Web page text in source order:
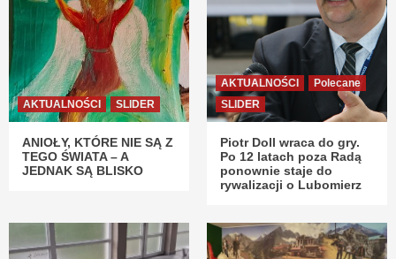
AKTUALNOŚCI SLIDER
ANIOŁY, KTÓRE NIE SĄ Z
TEGO ŚWIATA – A
JEDNAK SĄ BLISKO
AKTUALNOŚCI
Polecane
SLIDER
Piotr Doll wraca do gry.
Po 12 latach poza Radą
ponownie staje do
rywalizacji o Lubomierz